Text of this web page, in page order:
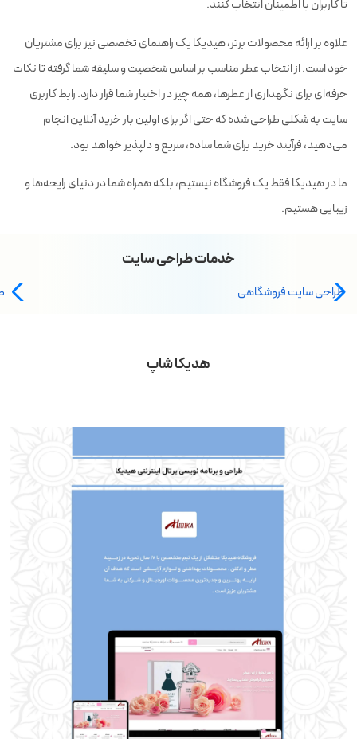
تا کاربران با اطمینان انتخاب کنند.
علاوه بر ارائه محصولات برتر، هیدیکا یک راهنمای تخصصی نیز برای مشتریان
خود است. از انتخاب عطر مناسب بر اساس شخصیت و سلیقه شما گرفته تا نکات
حرفه‌ای برای نگهداری از عطرها، همه چیز در اختیار شما قرار دارد. رابط کاربری
سایت به شکلی طراحی شده که حتی اگر برای اولین بار خرید آنلاین انجام
می‌دهید، فرآیند خرید برای شما ساده، سریع و دلپذیر خواهد بود.
ما در هیدیکا فقط یک فروشگاه نیستیم، بلکه همراه شما در دنیای رایحه‌ها و
زیبایی هستیم.
خدمات طراحی سایت
طراحی سایت فروشگاهی
هدیکا شاپ